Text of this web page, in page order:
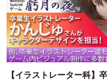
【イラストレーター科】